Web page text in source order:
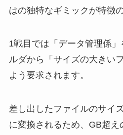
はの独特なギミックが特徴
1戦目では「データ管理係
ルダから「サイズの大きい
よう要求されます。
差し出したファイルのサイ
に変換されるため、GB超